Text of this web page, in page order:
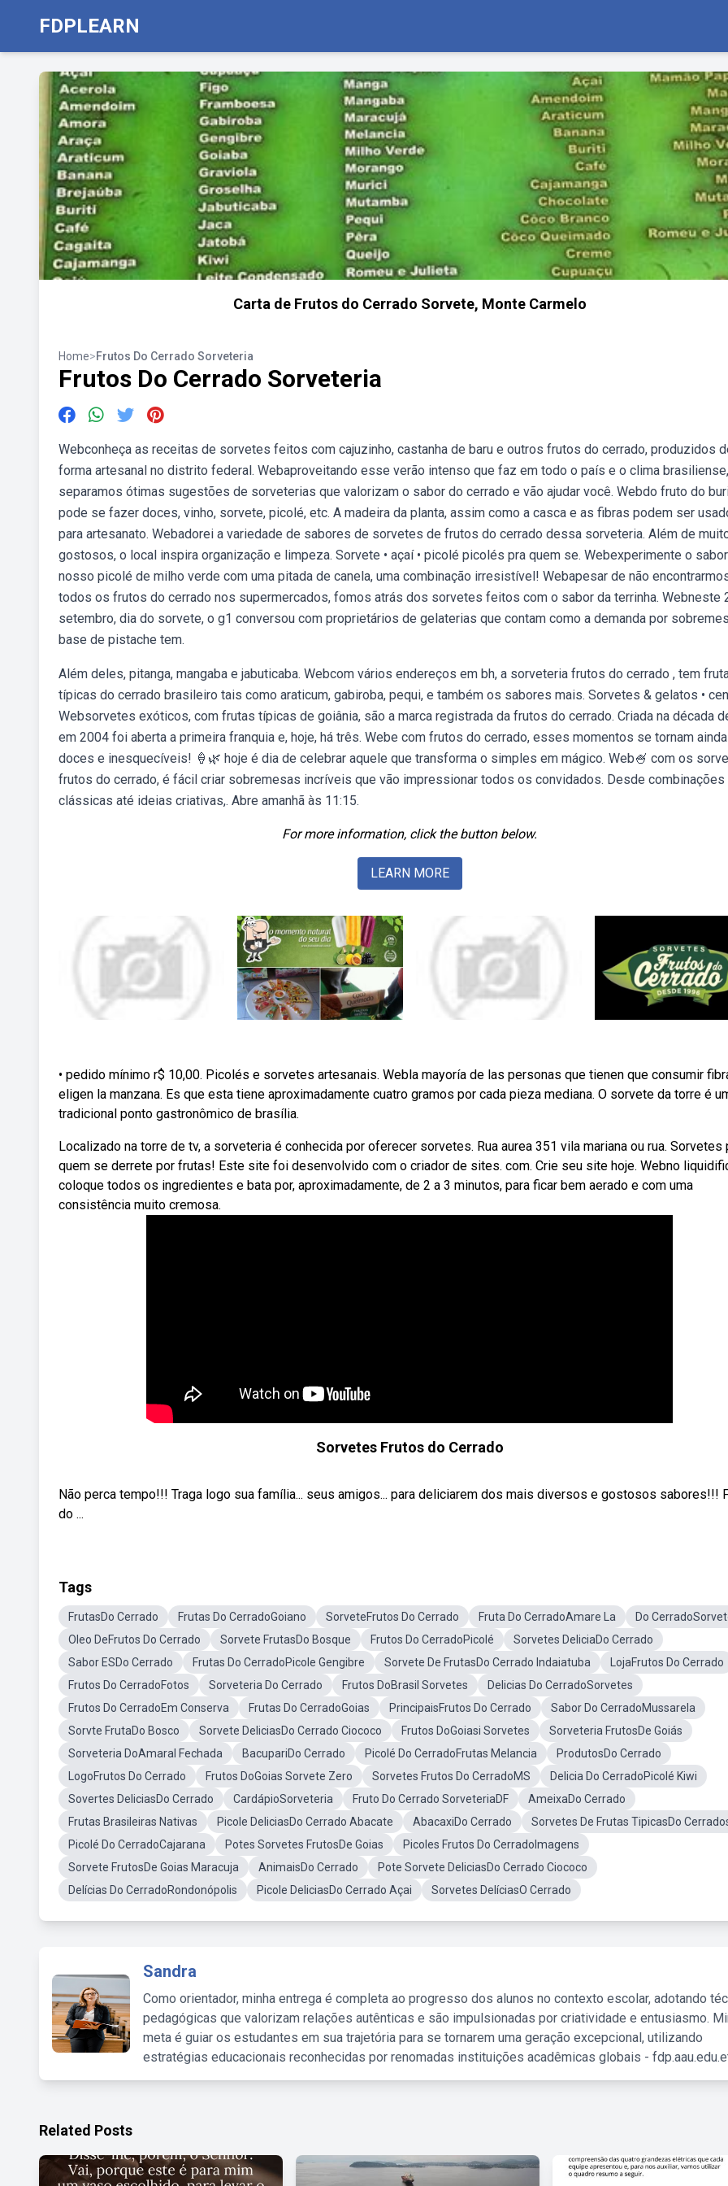
FDPLEARN
Carta de Frutos do Cerrado Sorvete, Monte Carmelo
Home>Frutos Do Cerrado Sorveteria
Frutos Do Cerrado Sorveteria
Webconheça as receitas de sorvetes feitos com cajuzinho, castanha de baru e outros frutos do cerrado, produzidos
forma artesanal no distrito federal. Webaproveitando esse verão intenso que faz em todo o país e o clima brasiliense,
separamos ótimas sugestões de sorveterias que valorizam o sabor do cerrado e vão ajudar você. Webdo fruto do
pode se fazer doces, vinho, sorvete, picolé, etc. A madeira da planta, assim como a casca e as fibras podem ser
para artesanato. Webadorei a variedade de sabores de sorvetes de frutos do cerrado dessa sorveteria. Além de
gostosos, o local inspira organização e limpeza. Sorvete • açaí • picolé picolés pra quem se. Webexperimente o
nosso picolé de milho verde com uma pitada de canela, uma combinação irresistível! Webapesar de não
todos os frutos do cerrado nos supermercados, fomos atrás dos sorvetes feitos com o sabor da terrinha. Webneste
setembro, dia do sorvete, o g1 conversou com proprietários de gelaterias que contam como a demanda por
base de pistache tem.
Além deles, pitanga, mangaba e jabuticaba. Webcom vários endereços em bh, a sorveteria frutos do cerrado , tem
típicas do cerrado brasileiro tais como araticum, gabiroba, pequi, e também os sabores mais. Sorvetes & gelatos •
Websorvetes exóticos, com frutas típicas de goiânia, são a marca registrada da frutos do cerrado. Criada na década
em 2004 foi aberta a primeira franquia e, hoje, há três. Webe com frutos do cerrado, esses momentos se tornam
doces e inesquecíveis! 🍦🌿 hoje é dia de celebrar aquele que transforma o simples em mágico. Web🍧 com os
frutos do cerrado, é fácil criar sobremesas incríveis que vão impressionar todos os convidados. Desde combinações
clássicas até ideias criativas,. Abre amanhã às 11:15.
For more information, click the button below.
LEARN MORE
• pedido mínimo r$ 10,00. Picolés e sorvetes artesanais. Webla mayoría de las personas que tienen que consumir
eligen la manzana. Es que esta tiene aproximadamente cuatro gramos por cada pieza mediana. O sorvete da torre é
tradicional ponto gastronômico de brasília.
Localizado na torre de tv, a sorveteria é conhecida por oferecer sorvetes. Rua aurea 351 vila mariana ou rua. Sorvetes
quem se derrete por frutas! Este site foi desenvolvido com o criador de sites. com. Crie seu site hoje. Webno
coloque todos os ingredientes e bata por, aproximadamente, de 2 a 3 minutos, para ficar bem aerado e com uma
consistência muito cremosa.
Sorvetes Frutos do Cerrado
Não perca tempo!!! Traga logo sua família... seus amigos... para deliciarem dos mais diversos e gostosos sabores!!!
do ...
Tags
FrutasDo Cerrado Frutas Do CerradoGoiano SorveteFrutos Do Cerrado Fruta Do CerradoAmare La
Do
Oleo DeFrutos Do Cerrado
Sorvete FrutasDo Bosque Frutos Do CerradoPicolé
Sorvetes DeliciaDo Cerrado
Sabor ESDo Cerrado
Frutas Do CerradoPicole Gengibre Sorvete De FrutasDo Cerrado Indaiatuba
LojaFrutos Do Cerrado
Frutos Do CerradoFotos
Sorveteria Do Cerrado Frutos DoBrasil Sorvetes
Delicias Do CerradoSorvetes
Frutos Do CerradoEm Conserva
Frutas Do CerradoGoias PrincipaisFrutos Do Cerrado
Sabor Do CerradoMussarela
Sorvte FrutaDo Bosco
Sorvete DeliciasDo Cerrado Ciococo Frutos DoGoiasi Sorvetes
Sorveteria FrutosDe Goiás
Sorveteria DoAmaral Fechada
BacupariDo Cerrado Picolé Do CerradoFrutas Melancia
ProdutosDo Cerrado
LogoFrutos Do Cerrado
Frutos DoGoias Sorvete Zero Sorvetes Frutos Do CerradoMS
Delicia Do CerradoPicolé Kiwi
Sovertes DeliciasDo Cerrado
CardápioSorveteria Fruto Do Cerrado SorveteriaDF
AmeixaDo Cerrado
Frutas Brasileiras Nativas
Picole DeliciasDo Cerrado Abacate AbacaxiDo Cerrado
Sorvetes De Frutas TipicasDo
Picolé Do CerradoCajarana
Potes Sorvetes FrutosDe Goias
Picoles Frutos Do CerradoImagens
Sorvete FrutosDe Goias Maracuja
AnimaisDo Cerrado
Pote Sorvete DeliciasDo Cerrado Ciococo
Delícias Do CerradoRondonópolis
Picole DeliciasDo Cerrado Açai Sorvetes DelíciasO Cerrado
Sandra
Como orientador, minha entrega é completa ao progresso dos alunos no contexto escolar, adotando
pedagógicas que valorizam relações autênticas e são impulsionadas por criatividade e entusiasmo.
meta é guiar os estudantes em sua trajetória para se tornarem uma geração excepcional, utilizando
estratégias educacionais reconhecidas por renomadas instituições acadêmicas globais -
Related Posts